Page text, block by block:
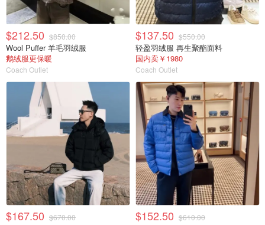
$212.50 $850.00
Wool Puffer 羊毛羽绒服
鹅绒服更保暖
Coach Outlet
$137.50 $550.00
轻盈羽绒服 再生聚酯面料
国内卖￥1980
Coach Outlet
$167.50 $670.00 $152.50 $610.00